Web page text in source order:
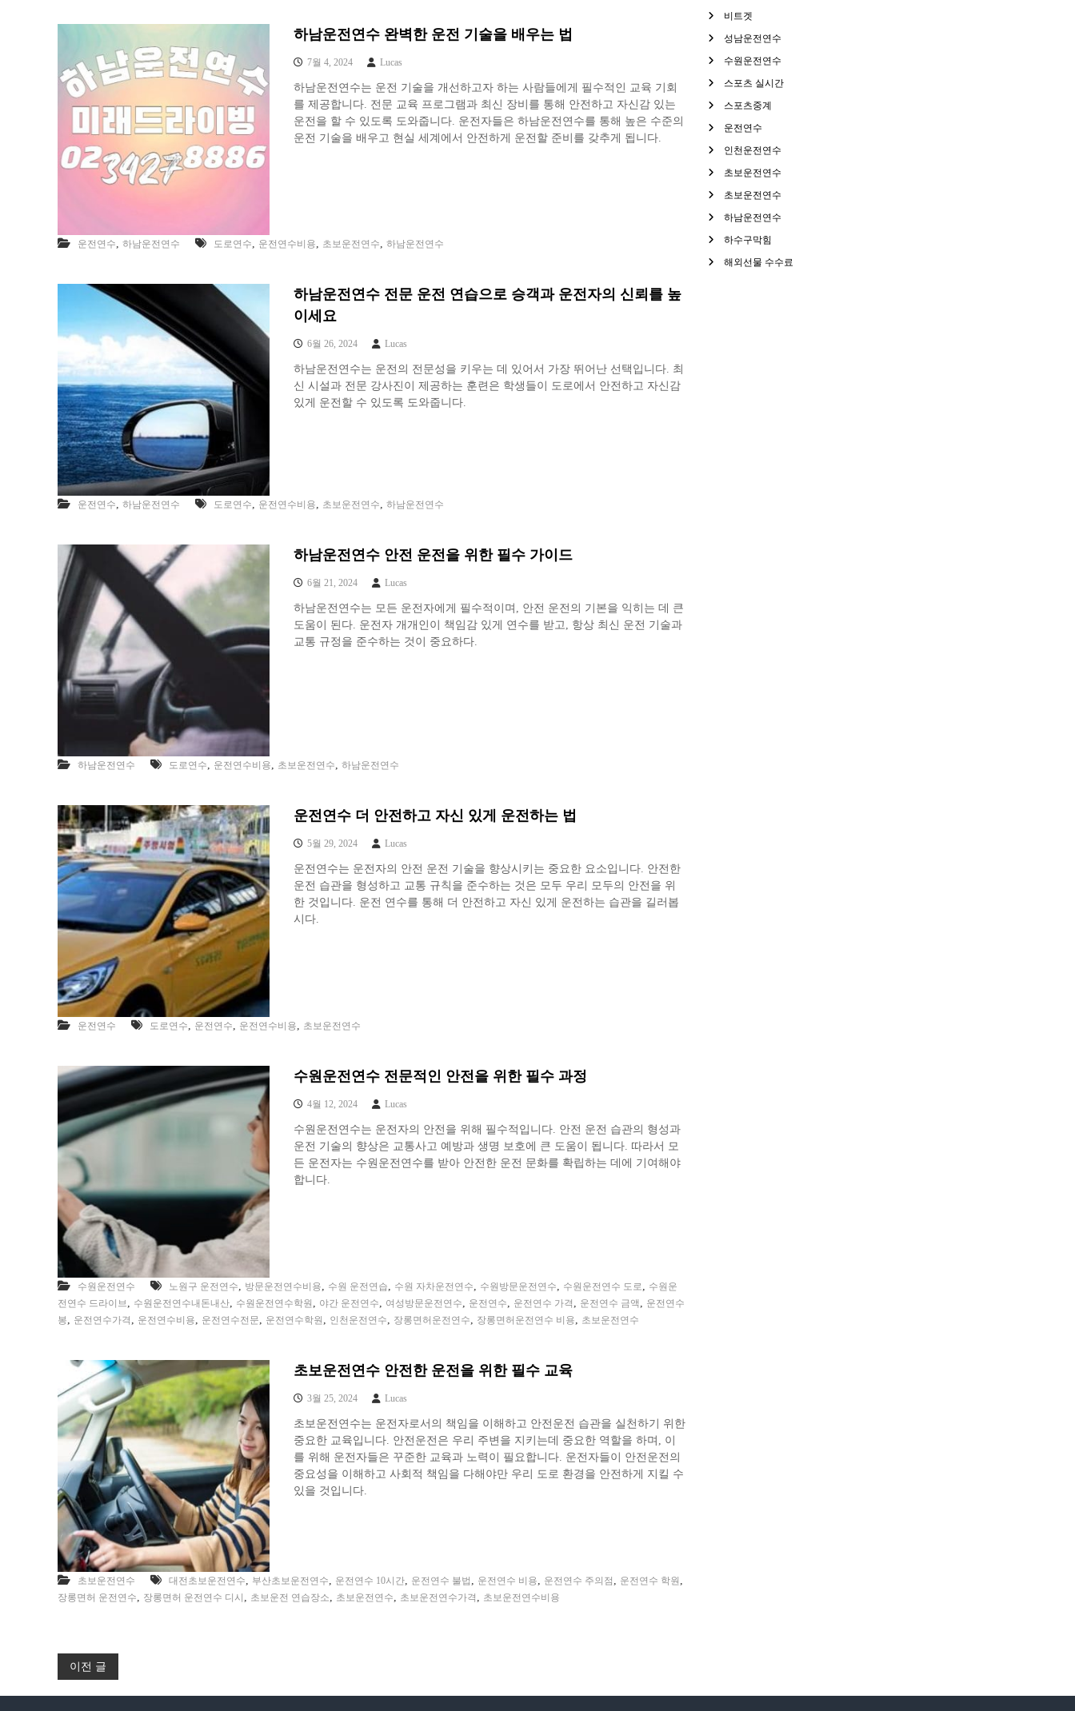
하남운전연수 완벽한 운전 기술을 배우는 법
7월 4, 2024 Lucas
하남운전연수는 운전 기술을 개선하고자 하는 사람들에게 필수적인 교육 기회
를 제공합니다. 전문 교육 프로그램과 최신 장비를 통해 안전하고 자신감 있는
운전을 할 수 있도록 도와줍니다. 운전자들은 하남운전연수를 통해 높은 수준의
운전 기술을 배우고 현실 세계에서 안전하게 운전할 준비를 갖추게 됩니다.
운전연수, 하남운전연수 도로연수, 운전연수비용, 초보운전연수, 하남운전연수
하남운전연수 전문 운전 연습으로 승객과 운전자의 신뢰를 높
이세요
6월 26, 2024 Lucas
하남운전연수는 운전의 전문성을 키우는 데 있어서 가장 뛰어난 선택입니다. 최
신 시설과 전문 강사진이 제공하는 훈련은 학생들이 도로에서 안전하고 자신감
있게 운전할 수 있도록 도와줍니다.
운전연수, 하남운전연수 도로연수, 운전연수비용, 초보운전연수, 하남운전연수
하남운전연수 안전 운전을 위한 필수 가이드
6월 21, 2024 Lucas
하남운전연수는 모든 운전자에게 필수적이며, 안전 운전의 기본을 익히는 데 큰
도움이 된다. 운전자 개개인이 책임감 있게 연수를 받고, 항상 최신 운전 기술과
교통 규정을 준수하는 것이 중요하다.
하남운전연수 도로연수, 운전연수비용, 초보운전연수, 하남운전연수
운전연수 더 안전하고 자신 있게 운전하는 법
5월 29, 2024 Lucas
운전연수는 운전자의 안전 운전 기술을 향상시키는 중요한 요소입니다. 안전한
운전 습관을 형성하고 교통 규칙을 준수하는 것은 모두 우리 모두의 안전을 위
한 것입니다. 운전 연수를 통해 더 안전하고 자신 있게 운전하는 습관을 길러봅
시다.
운전연수 도로연수, 운전연수, 운전연수비용, 초보운전연수
수원운전연수 전문적인 안전을 위한 필수 과정
4월 12, 2024 Lucas
수원운전연수는 운전자의 안전을 위해 필수적입니다. 안전 운전 습관의 형성과
운전 기술의 향상은 교통사고 예방과 생명 보호에 큰 도움이 됩니다. 따라서 모
든 운전자는 수원운전연수를 받아 안전한 운전 문화를 확립하는 데에 기여해야
합니다.
수원운전연수 노원구 운전연수 방문운전연수비용 수원 운전연습 수원 자차운전연수 수원방문운전연수 수원운전연수 도로
수원운
전연수 드라이브
수원운전연수내돈내산 수원운전연수학원 야간 운전연수 여성방문운전연수 운전연수 운전연수 가격 운전연수 금액
운전연수
봉
운전연수가격 운전연수비용 운전연수전문 운전연수학원 인천운전연수 장롱면허운전연수 장롱면허운전연수 비용 초보운전연수
초보운전연수 안전한 운전을 위한 필수 교육
3월 25, 2024 Lucas
초보운전연수는 운전자로서의 책임을 이해하고 안전운전 습관을 실천하기 위한
중요한 교육입니다. 안전운전은 우리 주변을 지키는데 중요한 역할을 하며, 이
를 위해 운전자들은 꾸준한 교육과 노력이 필요합니다. 운전자들이 안전운전의
중요성을 이해하고 사회적 책임을 다해야만 우리 도로 환경을 안전하게 지킬 수
있을 것입니다.
초보운전연수 대전초보운전연수 부산초보운전연수 운전연수 10시간 운전연수 불법 운전연수 비용 운전연수 주의점 운전연수 학원
장롱면허 운전연수 장롱면허 운전연수 디시 초보운전 연습장소 초보운전연수 초보운전연수가격 초보운전연수비용
글
이전 글
비트겟
성남운전연수
수원운전연수
스포츠 실시간
스포츠중계
운전연수
인천운전연수
초보운전연수
초보운전연수
하남운전연수
하수구막힘
해외선물 수수료